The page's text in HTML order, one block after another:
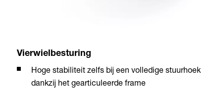
Vierwielbesturing
Hoge stabiliteit zelfs bij een volledige stuurhoek
dankzij het gearticuleerde frame